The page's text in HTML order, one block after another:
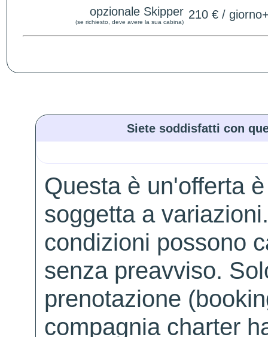
opzionale Skipper
(se richiesto, deve avere la sua cabina)
210 € /
Siete soddisfatti con
Questa è un'offerta
soggetta a
condizioni possono
senza preavviso.
prenotazione
compagnia charter